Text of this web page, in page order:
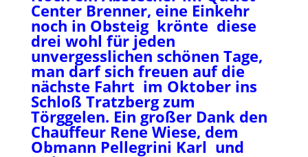
Center Brenner, eine Einkehr
noch in Obsteig krönte diese
drei wohl für jeden
unvergesslichen schönen Tage,
man darf sich freuen auf die
nächste Fahrt im Oktober ins
Schloß Tratzberg zum
Törggelen. Ein großer Dank den
Chauffeur Rene Wiese, dem
Obmann Pellegrini Karl und